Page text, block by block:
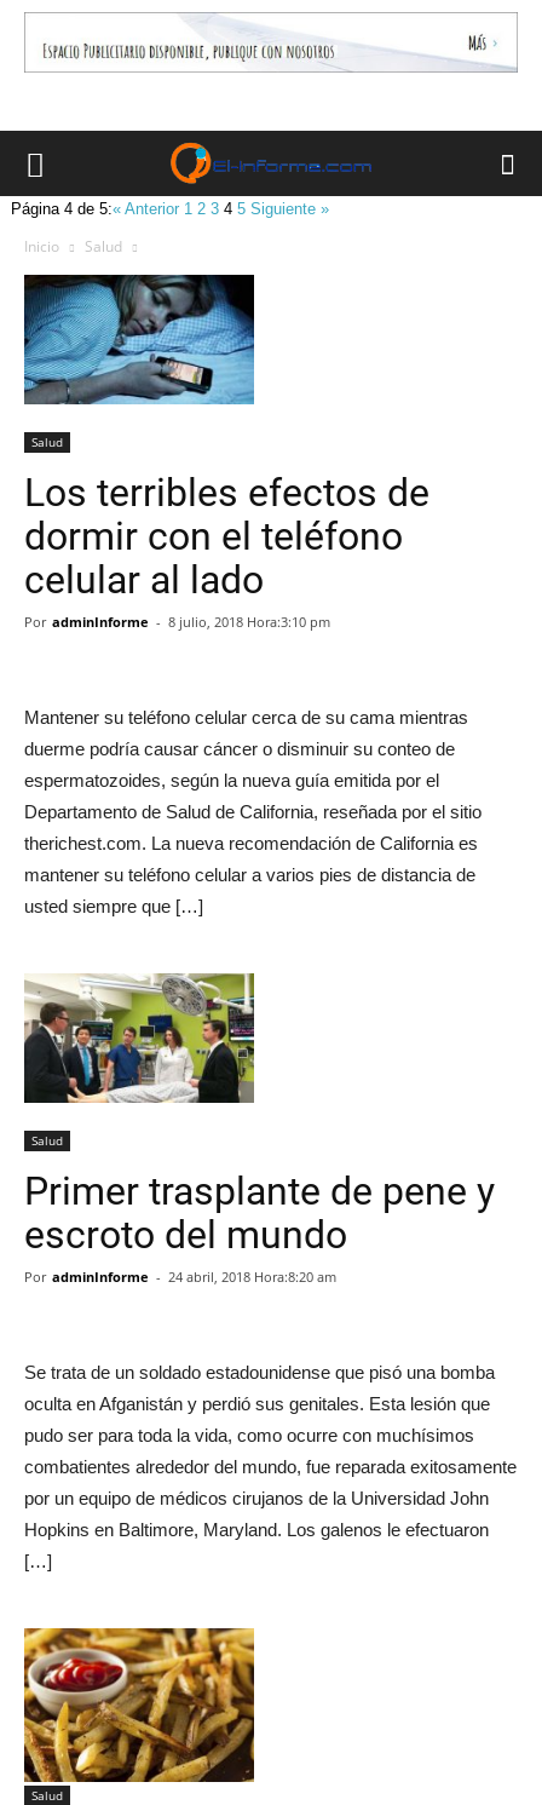
Página 4 de 5:« Anterior 1 2 3 45 Siguiente »
Inicio Salud
Salud
Los terribles efectos de
dormir con el teléfono
celular al lado
Por adminInforme - 8 julio, 2018 Hora:3:10 pm
Mantener su teléfono celular cerca de su cama mientras
duerme podría causar cáncer o disminuir su conteo de
espermatozoides, según la nueva guía emitida por el
Departamento de Salud de California, reseñada por el sitio
therichest.com. La nueva recomendación de California es
mantener su teléfono celular a varios pies de distancia de
usted siempre que […]
Salud
Primer trasplante de pene y
escroto del mundo
Por adminInforme - 24 abril, 2018 Hora:8:20 am
Se trata de un soldado estadounidense que pisó una bomba
oculta en Afganistán y perdió sus genitales. Esta lesión que
pudo ser para toda la vida, como ocurre con muchísimos
combatientes alrededor del mundo, fue reparada exitosamente
por un equipo de médicos cirujanos de la Universidad John
Hopkins en Baltimore, Maryland. Los galenos le efectuaron
[…]
Salud